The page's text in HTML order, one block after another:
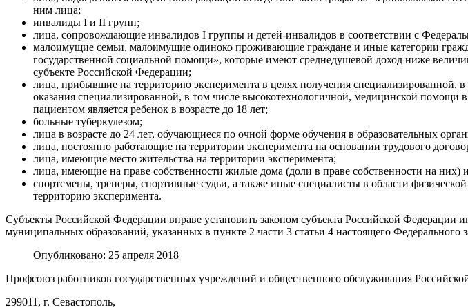
ним лица;
инвалиды I и II групп;
лица, сопровождающие инвалидов I группы и детей-инвалидов в соответствии с
малоимущие семьи, малоимущие одиноко проживающие граждане и иные категории
государственной социальной помощи», которые имеют среднедушевой доход ниже
субъекте Российской Федерации;
лица, прибывшие на территорию эксперимента в целях получения
оказания специализированной, в том числе высокотехнологичной, медицинской
пациентом является ребенок в возрасте до 18 лет;
больные туберкулезом;
лица в возрасте до 24 лет, обучающиеся по очной форме обучения в образовательных
лица, постоянно работающие на территории эксперимента на основании трудового
лица, имеющие место жительства на территории эксперимента;
лица, имеющие на праве собственности жилые дома (доли в праве собственности на
спортсмены, тренеры, спортивные судьи, а также иные специалисты в области
территорию эксперимента.
Субъекты Российской Федерации вправе установить законом субъекта Российской
муниципальных образований, указанных в пункте 2 части 3 статьи 4 настоящего Федерального
Опубликовано: 25 апреля 2018
Профсоюз работников государственных учреждений и общественного обслуживания
299011, г. Севастополь,